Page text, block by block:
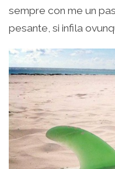
sempre con me un
pesante, si infila